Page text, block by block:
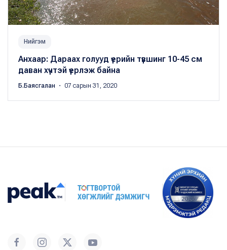
Нийгэм
Анхаар: Дараах голууд үерийн түвшинг 10-45 см
даван хүчтэй үерлэж байна
Б.Баясгалан ・ 07 сарын 31, 2020